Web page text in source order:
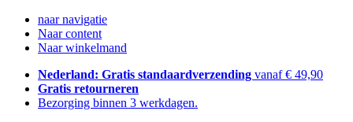
naar navigatie
Naar content
Naar winkelmand
Nederland: Gratis standaardverzending vanaf € 49,90
Gratis retourneren
Bezorging binnen 3 werkdagen.